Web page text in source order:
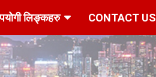
लिङ्कहरु CONTACT US